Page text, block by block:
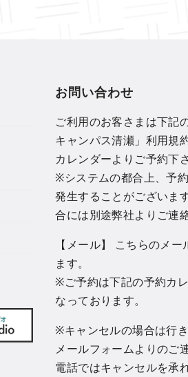
お問い合わせ
ご利用のお客さまは下記
キャンパス清瀬」利用規
カレンダーよりご予約下さ
※システムの都合上、予
発生することがございま
合には別途弊社よりご連
【メール】 こちらのメ
ます。
※ご予約は下記の予約カ
なっております。
※キャンセルの場合は行
メールフォームよりのご
電話ではキャンセルを承